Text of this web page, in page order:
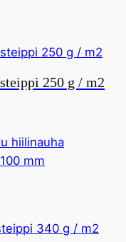
250 g / m2
hiilinauha
mm